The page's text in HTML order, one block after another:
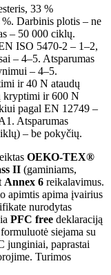
33 %
%. Darbinis plotis – ne
– 50 000 ciklų.
ISO 5470-2 – 1–2,
– 4–5. Atsparumas
– 4–5.
ir 40 N ataudų
kryptimi ir 600 N
pagal EN 12749 –
Atsparumas
– be pokyčių.
OEKO-TEX®
II (gaminiams,
Annex 6 reikalavimus.
apimtis apima įvairius
nurodytas
PFC free deklaraciją
siejama su
junginiai, paprastai
Turimos